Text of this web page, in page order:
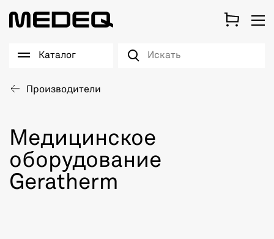
Каталог
Производители
Медицинское
оборудование
Geratherm